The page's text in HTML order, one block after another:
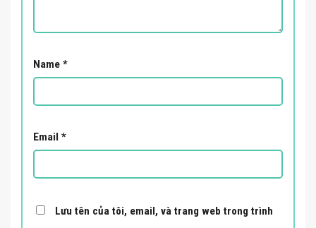
Name *
Email *
Lưu tên của tôi, email, và trang web trong trình